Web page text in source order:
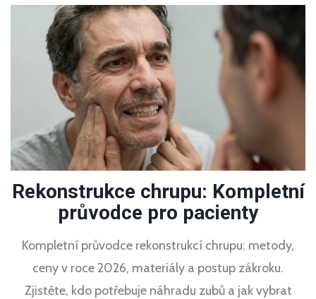
Rekonstrukce chrupu: Kompletní
průvodce pro pacienty
Kompletní průvodce rekonstrukcí chrupu: metody,
ceny v roce 2026, materiály a postup zákroku.
Zjistěte, kdo potřebuje náhradu zubů a jak vybrat